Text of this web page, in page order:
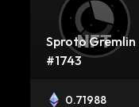
Sproto Gremlin
#1743
0.71988